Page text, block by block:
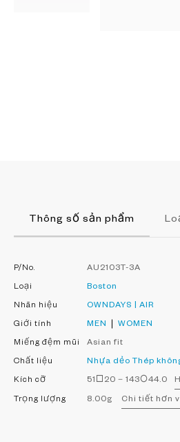
Thông số sản phẩm
P/No. AU2103T-3A
Loại Boston
Nhãn hiệu OWNDAYS | AIR
Giới tính MEN WOMEN
Miếng đệm mũi Asian fit
Chất liệu Nhựa dẻo Thép
Kích cỡ 51□20－143○44.0
Trọng lượng 8.00g Chi tiết hơn